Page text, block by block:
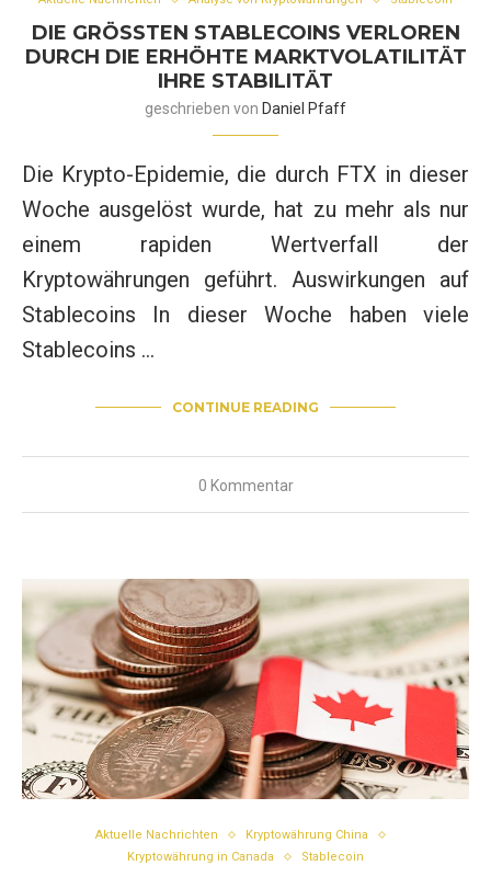
DIE GRÖSSTEN STABLECOINS VERLOREN D
URCH DIE ERHÖHTE MARKTVOLATILITÄT I
HRE STABILITÄT
geschrieben von Daniel Pfaff
Die Krypto-Epidemie, die durch FTX in dieser
Woche ausgelöst wurde, hat zu mehr als nur
einem rapiden Wertverfall der
Kryptowährungen geführt. Auswirkungen auf
Stablecoins In dieser Woche haben viele
Stablecoins …
CONTINUE READING
0 Kommentar
Aktuelle Nachrichten
Kryptowährung China
Kryptowährung in Canada
Stablecoin